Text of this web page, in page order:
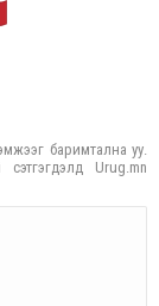
баримтална уу.
Urug.mn